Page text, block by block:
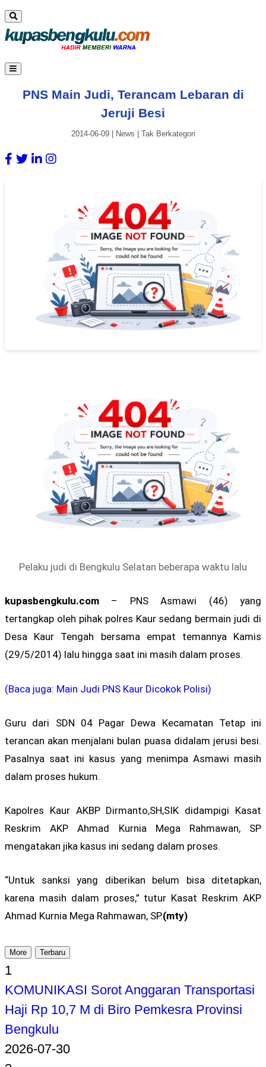
PNS Main Judi, Terancam Lebaran di
Jeruji Besi
2014-06-09| News Tak Berkategori
Pelaku judi di Bengkulu Selatan beberapa waktu lalu
kupasbengkulu.com – PNS Asmawi (46) yang
tertangkap oleh pihak polres Kaur sedang bermain judi di
Desa Kaur Tengah bersama empat temannya Kamis
(29/5/2014) lalu hingga saat ini masih dalam proses.
(Baca juga: Main Judi PNS Kaur Dicokok Polisi)
Guru dari SDN 04 Pagar Dewa Kecamatan Tetap ini
terancan akan menjalani bulan puasa didalam jerusi besi.
Pasalnya saat ini kasus yang menimpa Asmawi masih
dalam proses hukum.
Kapolres Kaur AKBP Dirmanto,SH,SIK didampigi Kasat
Reskrim AKP Ahmad Kurnia Mega Rahmawan, SP
mengatakan jika kasus ini sedang dalam proses.
“Untuk sanksi yang diberikan belum bisa ditetapkan,
karena masih dalam proses,” tutur Kasat Reskrim AKP
Ahmad Kurnia Mega Rahmawan, SP.(mty)
More Terbaru
1
KOMUNIKASI Sorot Anggaran Transportasi
Haji Rp 10,7 M di Biro Pemkesra Provinsi
Bengkulu
2026-07-30